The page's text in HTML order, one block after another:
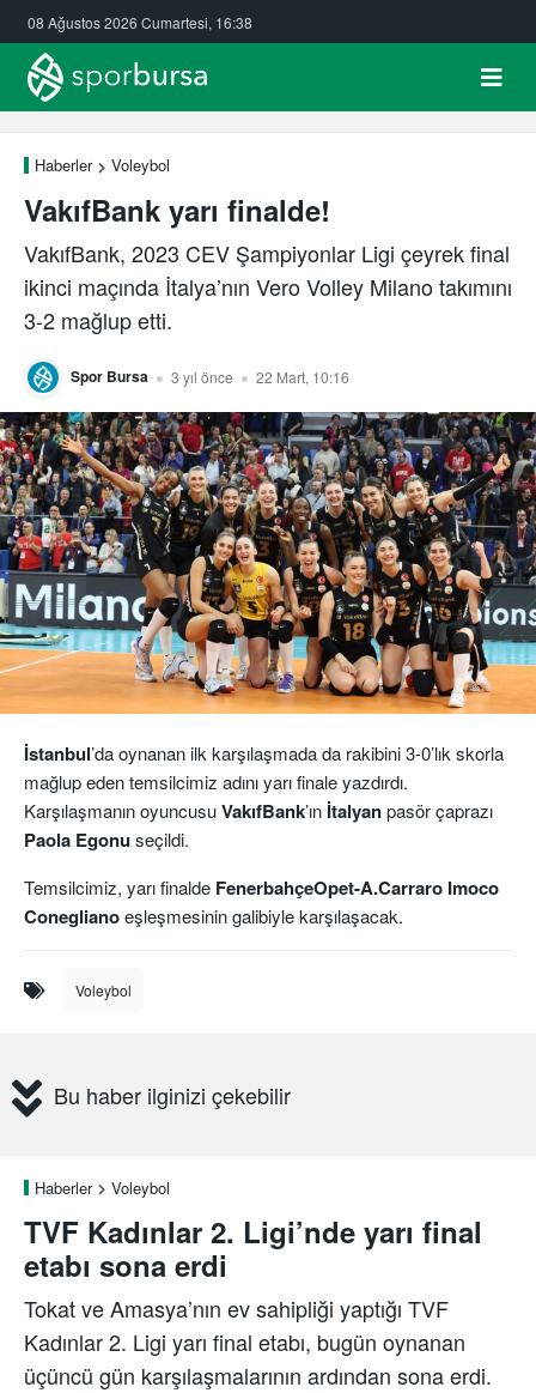
08 Ağustos 2026 Cumartesi, 16:38
Haberler Voleybol
VakıfBank yarı finalde!
VakıfBank, 2023 CEV Şampiyonlar Ligi çeyrek final
ikinci maçında İtalya’nın Vero Volley Milano takımını
3-2 mağlup etti.
Spor Bursa 3 yıl önce 22 Mart, 10:16
İstanbul’da oynanan ilk karşılaşmada da rakibini 3-0’lık skorla
mağlup eden temsilcimiz adını yarı finale yazdırdı.
Karşılaşmanın oyuncusuVakıfBank’ın İtalyanpasör çaprazı
Paola Egonuseçildi.
Temsilcimiz, yarı finalde FenerbahçeOpet-A.Carraro Imoco
Coneglianoeşleşmesinin galibiyle karşılaşacak.
Voleybol
Bu haber ilginizi çekebilir
Haberler Voleybol
TVF Kadınlar 2. Ligi’nde yarı final
etabı sona erdi
Tokat ve Amasya’nın ev sahipliği yaptığı TVF
Kadınlar 2. Ligi yarı final etabı, bugün oynanan
üçüncü gün karşılaşmalarının ardından sona erdi.